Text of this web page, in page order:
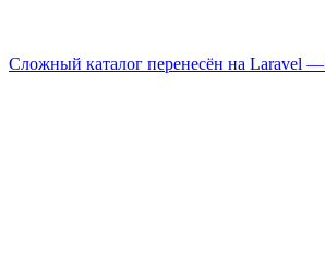
Сложный каталог перенесён на Laravel —